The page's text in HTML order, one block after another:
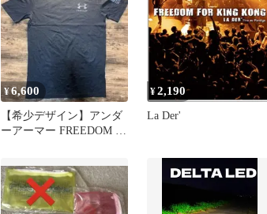
¥6,600
【希少デザイン】アンダ
ーアーマー FREEDOM T
¥2,190
La Der'